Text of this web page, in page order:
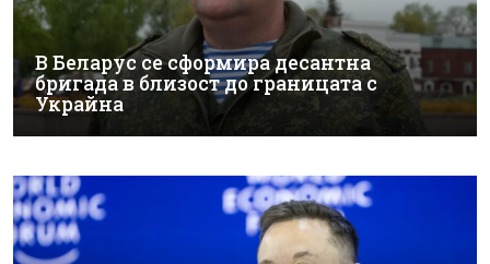
В Беларус се сформира десантна
бригада в близост до границата с
Украйна